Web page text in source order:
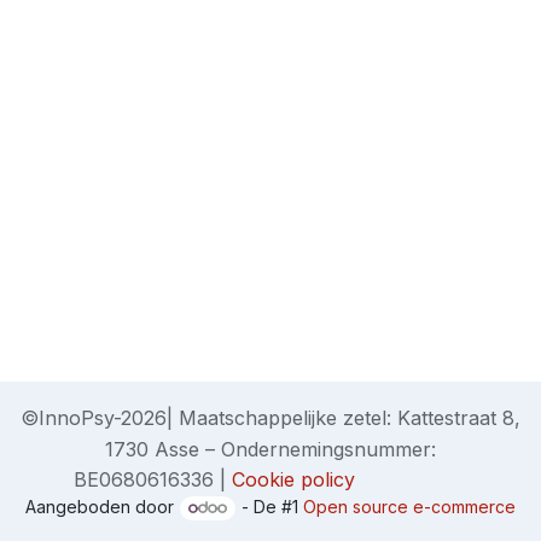
©InnoPsy-2026| Maatschappelijke zetel: Kattestraat 8,
1730 Asse – Ondernemingsnummer:
BE0680616336 | Cookie policy
Aangeboden door - De #1Open source e-commerce